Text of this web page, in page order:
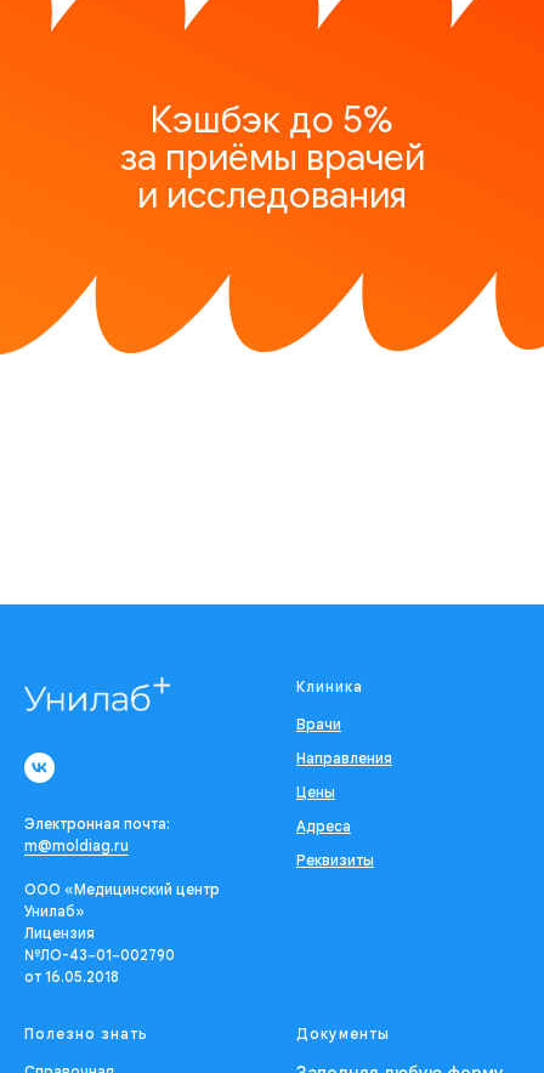
Кэшбэк до 5%
за приёмы врачей
и исследования
Электронная почта:
m@moldiag.ru
ООО «Медицинский центр
Унилаб»
Лицензия
№ЛО-43−01−002790
от 16.05.2018
Клиника
Врачи
Направления
Цены
Адреса
Реквизиты
Полезно знать Документы